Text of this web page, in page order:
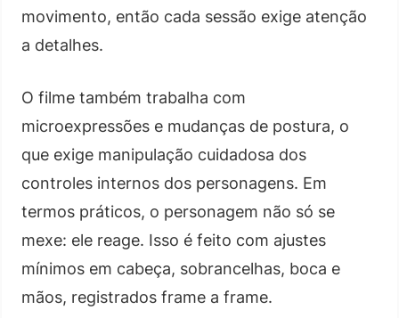
movimento, então cada sessão exige atenção
a detalhes.
O filme também trabalha com
microexpressões e mudanças de postura, o
que exige manipulação cuidadosa dos
controles internos dos personagens. Em
termos práticos, o personagem não só se
mexe: ele reage. Isso é feito com ajustes
mínimos em cabeça, sobrancelhas, boca e
mãos, registrados frame a frame.